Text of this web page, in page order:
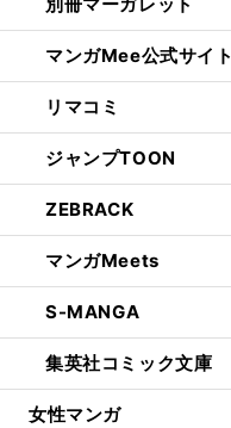
マンガMee公式サイト
リマコミ
ジャンプTOON
ZEBRACK
マンガMeets
S-MANGA
集英社コミック文庫
女性マンガ